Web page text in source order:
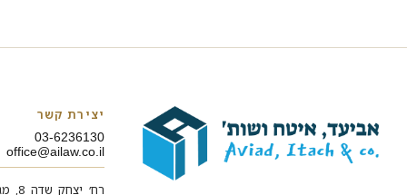
יצירת קשר
03-6236130
office@ailaw.co.il